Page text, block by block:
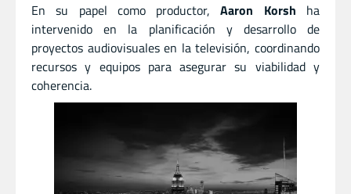
En su papel como productor,Aaron Korsh ha
intervenido en la planificación y desarrollo de
proyectos audiovisuales en la televisión, coordinando
recursos y equipos para asegurar su viabilidad y
coherencia.